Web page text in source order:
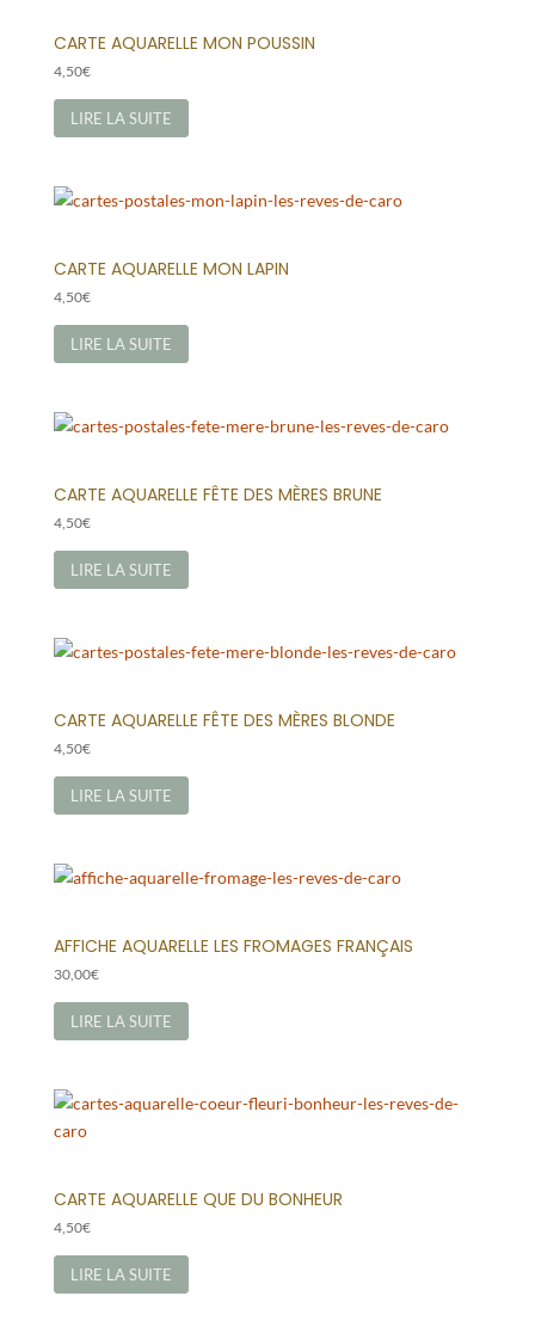
CARTE AQUARELLE MON POUSSIN
4,50€
LIRE LA SUITE
CARTE AQUARELLE MON LAPIN
4,50€
LIRE LA SUITE
CARTE AQUARELLE FÊTE DES MÈRES BRUNE
4,50€
LIRE LA SUITE
CARTE AQUARELLE FÊTE DES MÈRES BLONDE
4,50€
LIRE LA SUITE
AFFICHE AQUARELLE LES FROMAGES FRANÇAIS
30,00€
LIRE LA SUITE
CARTE AQUARELLE QUE DU BONHEUR
4,50€
LIRE LA SUITE